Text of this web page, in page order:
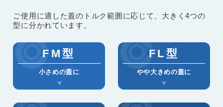
ご使用に適した蓋のトルク範囲に応じて、大きく4つの
型に分かれています。
FM型
小さめの蓋に
FL型
やや大きめの蓋に